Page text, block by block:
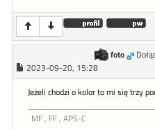
foto
2023-09-20, 15:28
Jeżeli chodzi o kolor to mi się trzy
MF , FF , APS-C